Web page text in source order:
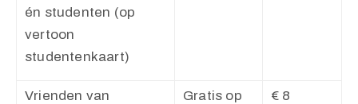
én studenten (op
vertoon
studentenkaart)
Vrienden van
Gratis op
€ 8